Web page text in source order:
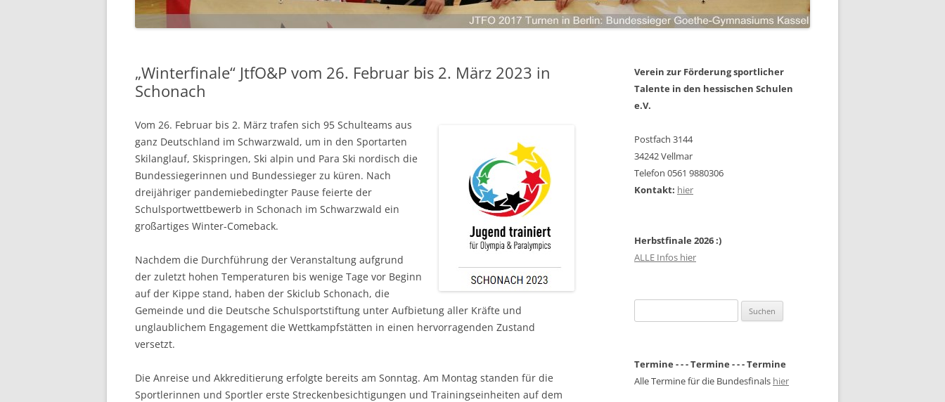
LANDKREIS FULDA
LANDKREIS LIMBURG-WEILBURG
LANDESHAUPTSTADT WIESBADEN
STADT DARMSTADT
ODENWALDKREIS
LANDKREIS BERGSTRASSE
ANMELDEN
„Winterfinale“ JtfO&P vom 26. Februar bis 2. März 2023 in
Schonach
Vom 26. Februar bis 2. März trafen sich 95 Schulteams aus
ganz Deutschland im Schwarzwald, um in den Sportarten
Skilanglauf, Skispringen, Ski alpin und Para Ski nordisch die
Bundessiegerinnen und Bundessieger zu küren. Nach
dreijähriger pandemiebedingter Pause feierte der
Schulsportwettbewerb in Schonach im Schwarzwald ein
großartiges Winter-Comeback.
Nachdem die Durchführung der Veranstaltung aufgrund
der zuletzt hohen Temperaturen bis wenige Tage vor Beginn
auf der Kippe stand, haben der Skiclub Schonach, die
Gemeinde und die Deutsche Schulsportstiftung unter Aufbietung aller Kräfte und
unglaublichem Engagement die Wettkampfstätten in einen hervorragenden Zustand
versetzt.
Die Anreise und Akkreditierung erfolgte bereits am Sonntag. Am Montag standen für die
Sportlerinnen und Sportler erste Streckenbesichtigungen und Trainingseinheiten auf dem
Verein zur Förderung sportlicher
Talente in den hessischen Schulen
e.V.
Postfach 3144
34242 Vellmar
Telefon 0561 9880306
Kontakt: hier
Herbstfinale 2026 :)
ALLE Infos hier
nach:
Termine - - - Termine - - - Termine
Alle Termine für die Bundesfinals hier